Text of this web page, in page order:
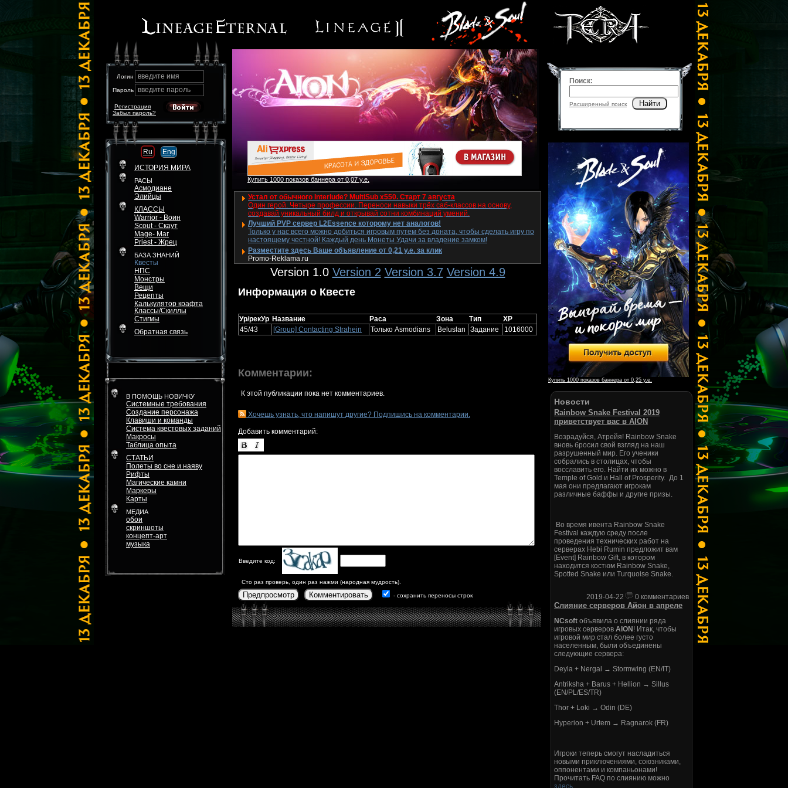
Логин введите имя
Пароль введите пароль
Забыл пароль?
Регистрация
Ru
Eng
ИСТОРИЯ МИРА
РАСЫ
Асмодиане
Элийцы
КЛАССЫ
Warrior - Воин
Scout - Скаут
Mage- Маг
Priest - Жрец
БАЗА ЗНАНИЙ
Квесты
НПС
Монстры
Вещи
Рецепты
Калькулятор крафта
Классы/Скиллы
Стигмы
Обратная связь
В ПОМОЩЬ НОВИЧКУ
Системные требования
Создание персонажа
Клавиши и команды
Система квестовых заданий
Макросы
Таблица опыта
СТАТЬИ
Полеты во сне и наяву
Рифты
Магические камни
Маркеры
Карты
МЕДИА
обои
скриншоты
концепт-арт
музыка
Купить 1000 показов баннера от 0,07 у.е.
Устал от обычного Interlude? MultiSub x550. Старт 7 августа
Один герой. Четыре профессии. Переноси навыки трёх саб-классов на основу,
создавай уникальный билд и открывай сотни комбинаций умений.
Лучший PVP сервер L2Essence которому нет аналогов!
Только у нас всего можно добиться игровым путем без доната, чтобы сделать игру по
настоящему честной! Каждый день Монеты Удачи за владение замком!
Разместите здесь Ваше объявление от 0,21 у.е. за клик
Promo-Reklama.ru
Version 1.0 Version 2 Version 3.7 Version 4.9
Информация о Квесте
Ур/рекУр Название Раса Зона Тип
XP
45/43
[Group] Contacting Strahein Только Asmodians Beluslan Задание 1016000
Комментарии:
К этой публикации пока нет комментариев.
Хочешь узнать, что напишут другие? Подпишись на комментарии.
Добавить комментарий:
Введите код:
Сто раз проверь, один раз нажми (народная мудрость).
Предпросмотр Комментировать - сохранить переносы строк
Поиск:
Расширенный поиск Найти
Купить 1000 показов баннера от 0,25 у.е.
Новости
Rainbow Snake Festival 2019
приветствует вас в AION
Возрадуйся, Атрейя! Rainbow Snake
вновь бросил свой взгляд на наш
разрушенный мир. Его ученики
собрались в столицах, чтобы
восславить его. Найти их можно в
Temple of Gold и Hall of Prosperity. До 1
мая они предлагают игрокам
различные баффы и другие призы.
Во время ивента Rainbow Snake
Festival каждую среду после
проведения технических работ на
серверах Hebi Rumin предложит вам
[Event] Rainbow Gift, в котором
находится костюм Rainbow Snake,
Spotted Snake или Turquoise Snake.
2019-04-22 0 комментариев
Слияние серверов Айон в апреле
NCsoft объявила о слиянии ряда
игровых серверов AION ! Итак, чтобы
игровой мир стал более густо
населенным, были объединены
следующие сервера:
Deyla + Nergal → Stormwing (EN/IT)
Antriksha + Barus + Hellion → Sillus
(EN/PL/ES/TR)
Thor + Loki → Odin (DE)
Hyperion + Urtem → Ragnarok (FR)
Игроки теперь смогут насладиться
новыми приключениями, союзниками,
оппонентами и компаньонами!
Прочитать FAQ по слиянию можно